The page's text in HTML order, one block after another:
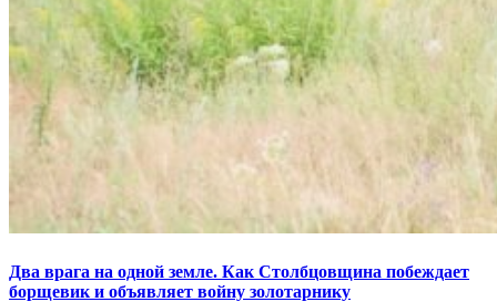
Два врага на одной земле. Как Столбцовщина побеждает
борщевик и объявляет войну золотарнику